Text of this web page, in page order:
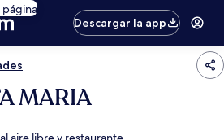
página
Descargar la app
MARIA